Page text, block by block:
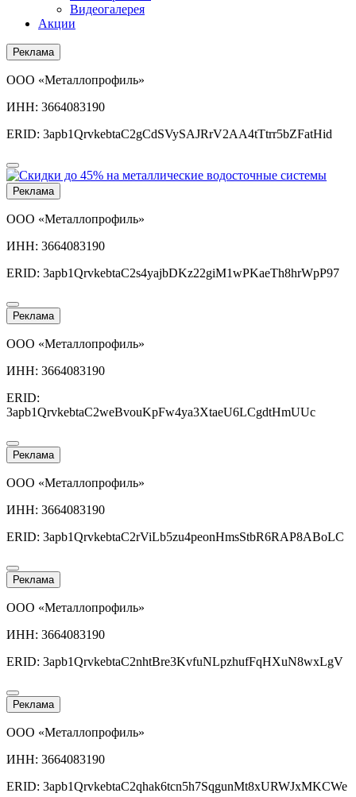
Видеогалерея
Акции
Реклама
ООО «Металлопрофиль»
ИНН: 3664083190
ERID: 3apb1QrvkebtaC2gCdSVySAJRrV2AA4tTtrr5bZFatHid
Реклама
ООО «Металлопрофиль»
ИНН: 3664083190
ERID: 3apb1QrvkebtaC2s4yajbDKz22giM1wPKaeTh8hrWpP97
Реклама
ООО «Металлопрофиль»
ИНН: 3664083190
ERID:
3apb1QrvkebtaC2weBvouKpFw4ya3XtaeU6LCgdtHmUUc
Реклама
ООО «Металлопрофиль»
ИНН: 3664083190
ERID: 3apb1QrvkebtaC2rViLb5zu4peonHmsStbR6RAP8ABoLC
Реклама
ООО «Металлопрофиль»
ИНН: 3664083190
ERID: 3apb1QrvkebtaC2nhtBre3KvfuNLpzhufFqHXuN8wxLgV
Реклама
ООО «Металлопрофиль»
ИНН: 3664083190
ERID: 3apb1QrvkebtaC2qhak6tcn5h7SqgunMt8xURWJxMKCWe